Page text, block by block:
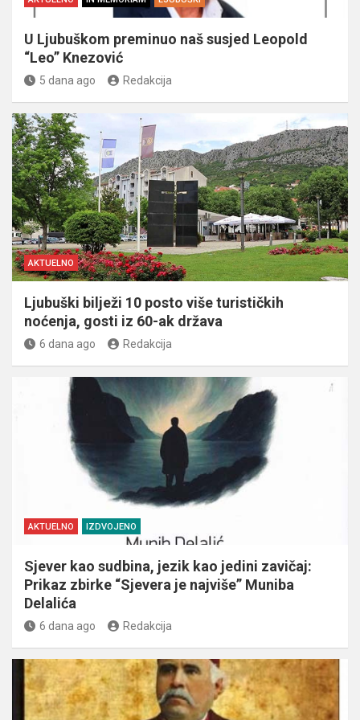
U Ljubuškom preminuo naš susjed Leopold
“Leo” Knezović
5 dana ago Redakcija
AKTUELNO
Ljubuški bilježi 10 posto više turističkih
noćenja, gosti iz 60-ak država
6 dana ago Redakcija
AKTUELNO IZDVOJENO
Sjever kao sudbina, jezik kao jedini zavičaj:
Prikaz zbirke “Sjevera je najviše” Muniba
Delalića
6 dana ago Redakcija